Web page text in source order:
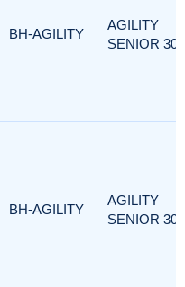
BH-AGILITY
AGILITY
SENIOR 300
BH-AGILITY
AGILITY
SENIOR 300